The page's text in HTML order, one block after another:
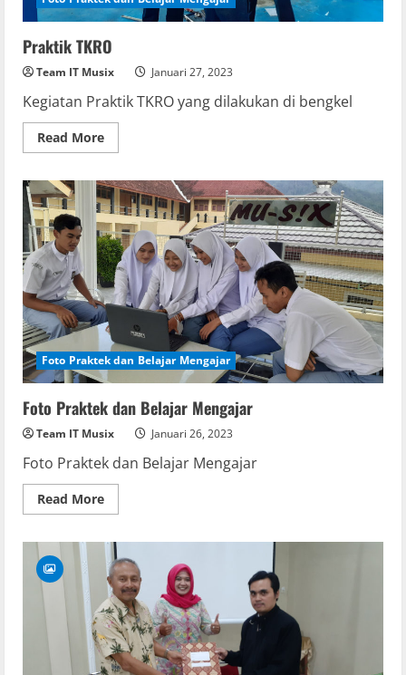
Praktik TKRO
Team IT Musix Januari 27, 2023
Kegiatan Praktik TKRO yang dilakukan di bengkel
Read MoreRead
more
TKRO
Foto Praktek dan Belajar Mengajar
Foto Praktek dan Belajar Mengajar
Team IT Musix Januari 26, 2023
Foto Praktek dan Belajar Mengajar
Read MoreRead
more
Praktek
dan
Belajar
Mengajar